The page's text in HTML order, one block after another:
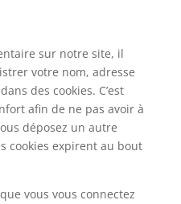
sur notre site, il
votre nom, adresse
des cookies. C’est
afin de ne pas avoir à
déposez un autre
cookies expirent au bout
vous vous connectez